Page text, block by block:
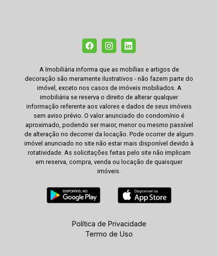
A Imobiliária informa que as mobílias e artigos de
decoração são meramente ilustrativos - não fazem parte do
imóvel, exceto nos casos de imóveis mobiliados. A
imobiliária se reserva o direito de alterar qualquer
informação referente aos valores e dados de seus imóveis
sem aviso prévio. O valor anunciado do condomínio é
aproximado, podendo ser maior, menor ou mesmo passível
de alteração no decorrer da locação. Pode ocorrer de algum
imóvel anunciado no site não estar mais disponível devido à
rotatividade. As solicitações feitas pelo site não implicam
em reserva, compra, venda ou locação de quaisquer
imóveis.
Política de Privacidade
Termo de Uso